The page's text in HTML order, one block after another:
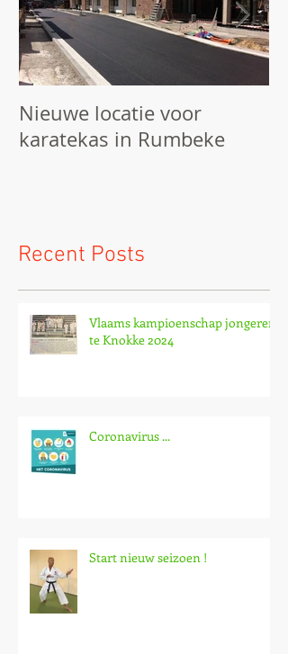
Nieuwe locatie voor
karatekas in Rumbeke
Recent Posts
Vlaams kampioenschap jongeren
te Knokke 2024
Coronavirus ...
Start nieuw seizoen !